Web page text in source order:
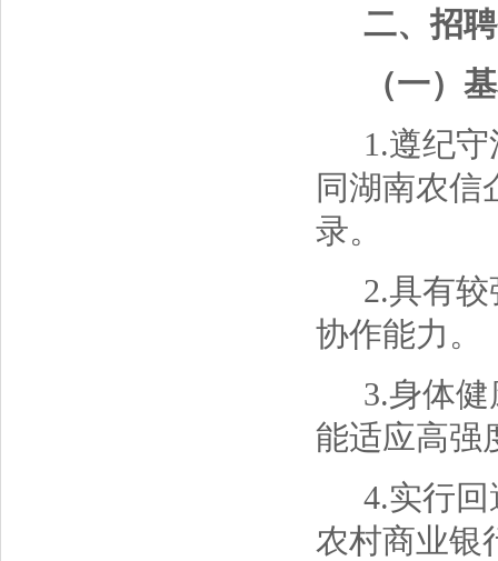
二、招
（一）
1.遵纪
同湖南农信
录。
2.具有
协作能力。
3.身体
能适应高强
4.实行
农村商业银